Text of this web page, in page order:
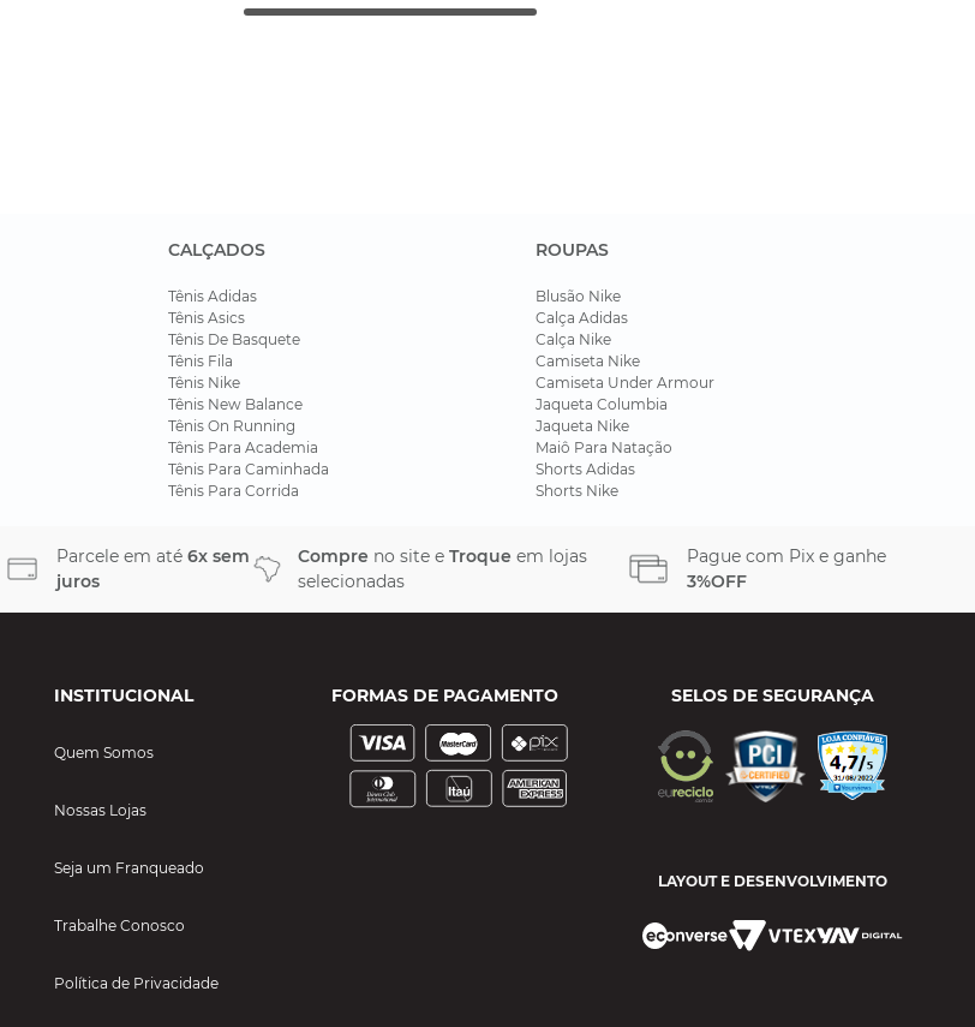
CALÇADOS
Tênis Adidas
Tênis Asics
Tênis De Basquete
Tênis Fila
Tênis Nike
Tênis New Balance
Tênis On Running
Tênis Para Academia
Tênis Para Caminhada
Tênis Para Corrida
ROUPAS
Blusão Nike
Calça Adidas
Calça Nike
Camiseta Nike
Camiseta Under Armour
Jaqueta Columbia
Jaqueta Nike
Maiô Para Natação
Shorts Adidas
Shorts Nike
Parcele em até 6x sem
juros
Compre no site e Troque em lojas
selecionadas
Pague com Pix e ganhe
3%OFF
INSTITUCIONAL
Quem Somos
Nossas Lojas
Seja um Franqueado
Trabalhe Conosco
Política de Privacidade
FORMAS DE PAGAMENTO SELOS DE SEGURANÇA
LAYOUT E DESENVOLVIMENTO